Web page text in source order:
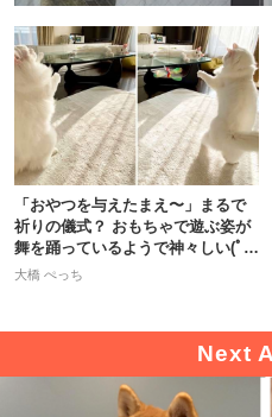
「おやつを与えたまえ〜」まるで
祈りの儀式？ おもちゃで遊ぶ姿が
舞を踊っているようで神々しい(ﾟ
дﾟ)
大橋 ぺっち